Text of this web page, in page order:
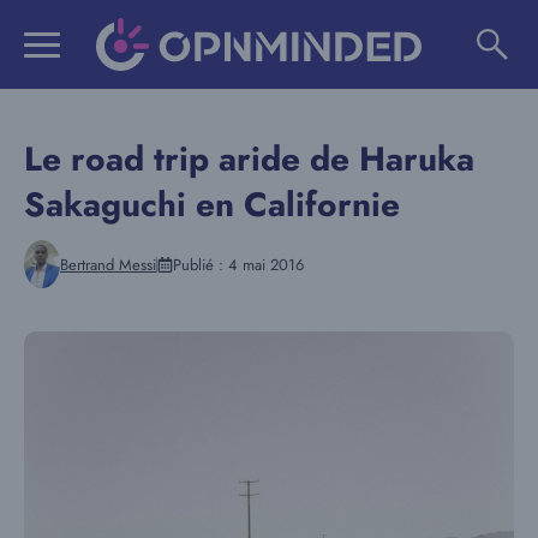
Le road trip aride de Haruka
Sakaguchi en Californie
Bertrand Messi Publié : 4 mai 2016